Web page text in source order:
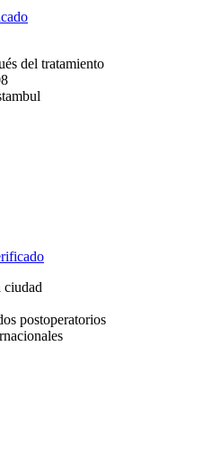
del tratamiento
ciudad
postoperatorios